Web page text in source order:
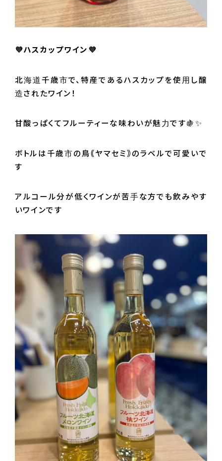
💜ハスカップワイン💜
北海道千歳市で、特産であるハスカップを使用し醸
造されたワイン！
甘酸っぱくてフルーティーな味わいが魅力です🍇✨
ボトルは千歳市の鳥｟ヤマセミ｠のラベルで可愛いで
す
アルコール分が低くワインが苦手な方でも飲みやす
いワインです